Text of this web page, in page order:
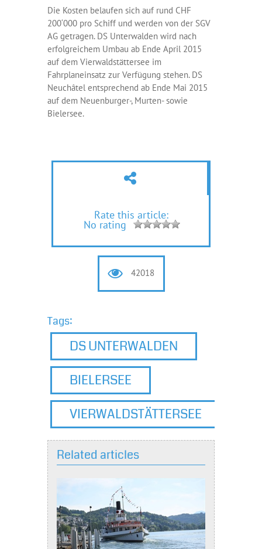
Die Kosten belaufen sich auf rund CHF
200‘000 pro Schiff und werden von der SGV
AG getragen. DS Unterwalden wird nach
erfolgreichem Umbau ab Ende April 2015
auf dem Vierwaldstättersee im
Fahrplaneinsatz zur Verfügung stehen. DS
Neuchâtel entsprechend ab Ende Mai 2015
auf dem Neuenburger-, Murten- sowie
Bielersee.
Rate this article:
No rating
42018
Tags:
DS UNTERWALDEN
BIELERSEE
VIERWALDSTÄTTERSEE
Related articles